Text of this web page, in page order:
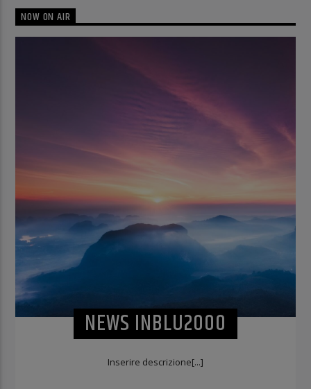
NOW ON AIR
NEWS INBLU2000
Inserire descrizione[...]